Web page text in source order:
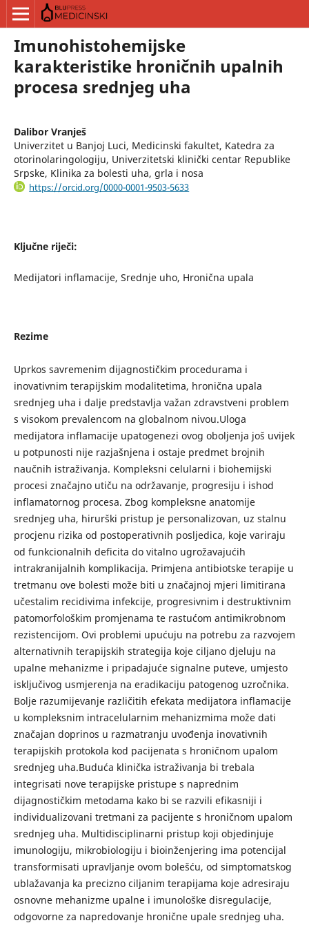
Imunohistohemijske
karakteristike hroničnih upalnih
procesa srednjeg uha
Dalibor Vranješ
Univerzitet u Banjoj Luci, Medicinski fakultet, Katedra za
otorinolaringologiju, Univerzitetski klinički centar Republike
Srpske, Klinika za bolesti uha, grla i nosa
https://orcid.org/0000-0001-9503-5633
Ključne riječi:
Medijatori inflamacije, Srednje uho, Hronična upala
Rezime
Uprkos savremenim dijagnostičkim procedurama i
inovativnim terapijskim modalitetima, hronična upala
srednjeg uha i dalje predstavlja važan zdravstveni problem
s visokom prevalencom na globalnom nivou.Uloga
medijatora inflamacije upatogenezi ovog oboljenja još uvijek
u potpunosti nije razjašnjena i ostaje predmet brojnih
naučnih istraživanja. Kompleksni celularni i biohemijski
procesi značajno utiču na održavanje, progresiju i ishod
inflamatornog procesa. Zbog kompleksne anatomije
srednjeg uha, hirurški pristup je personalizovan, uz stalnu
procjenu rizika od postoperativnih posljedica, koje variraju
od funkcionalnih deficita do vitalno ugrožavajućih
intrakranijalnih komplikacija. Primjena antibiotske terapije u
tretmanu ove bolesti može biti u značajnoj mjeri limitirana
učestalim recidivima infekcije, progresivnim i destruktivnim
patomorfološkim promjenama te rastućom antimikrobnom
rezistencijom. Ovi problemi upućuju na potrebu za razvojem
alternativnih terapijskih strategija koje ciljano djeluju na
upalne mehanizme i pripadajuće signalne puteve, umjesto
isključivog usmjerenja na eradikaciju patogenog uzročnika.
Bolje razumijevanje različitih efekata medijatora inflamacije
u kompleksnim intracelularnim mehanizmima može dati
značajan doprinos u razmatranju uvođenja inovativnih
terapijskih protokola kod pacijenata s hroničnom upalom
srednjeg uha.Buduća klinička istraživanja bi trebala
integrisati nove terapijske pristupe s naprednim
dijagnostičkim metodama kako bi se razvili efikasniji i
individualizovani tretmani za pacijente s hroničnom upalom
srednjeg uha. Multidisciplinarni pristup koji objedinjuje
imunologiju, mikrobiologiju i bioinženjering ima potencijal
transformisati upravljanje ovom bolešću, od simptomatskog
ublažavanja ka precizno ciljanim terapijama koje adresiraju
osnovne mehanizme upalne i imunološke disregulacije,
odgovorne za napredovanje hronične upale srednjeg uha.